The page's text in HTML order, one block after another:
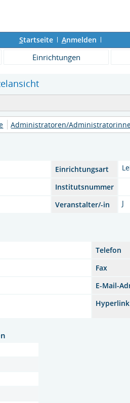
Startseite Anmelden
Einrichtungen
Administratoren/
Einrichtungsart
Institutsnummer
Veranstalter/-in J
Telefon
Fax
E-Mail-
Hyperlink